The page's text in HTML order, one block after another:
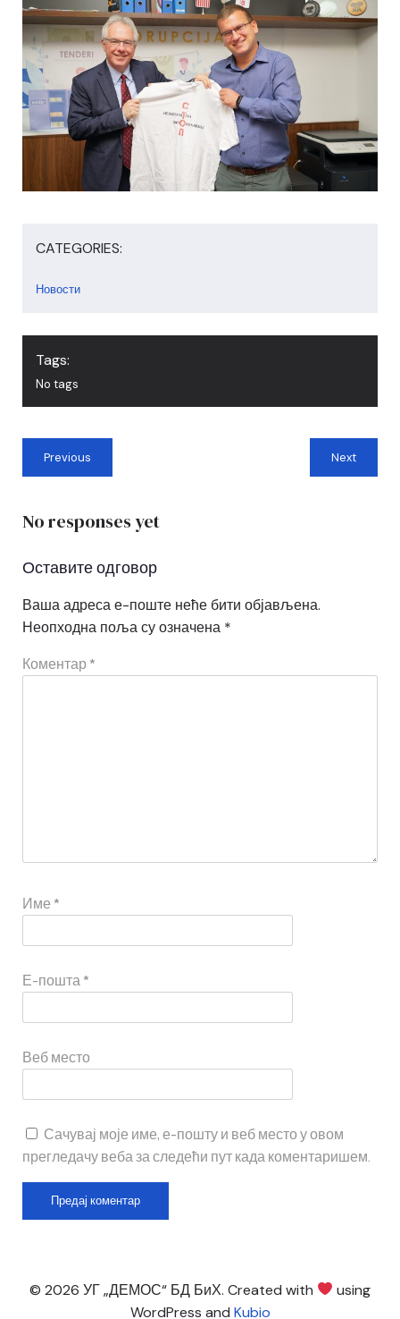
CATEGORIES:
Новости
Tags:
No tags
Previous Next
No responses yet
Оставите одговор
Ваша адреса е-поште неће бити објављена.
Неопходна поља су означена *
Коментар *
Име *
Е-пошта *
Веб место
Сачувај моје име, е-пошту и веб место у овом
прегледачу веба за следећи пут када коментаришем.
© 2026 УГ „ДЕМОС“ БД БиХ. Created with
using
WordPress and Kubio